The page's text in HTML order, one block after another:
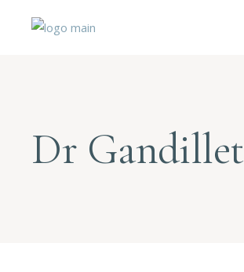
Dr Gandillet